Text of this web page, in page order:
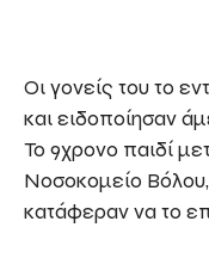
Οι γονείς του το
και ειδοποίησαν
Το 9χρονο παιδί
Νοσοκομείο
κατάφεραν να το